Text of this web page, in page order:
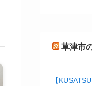
草津市
【